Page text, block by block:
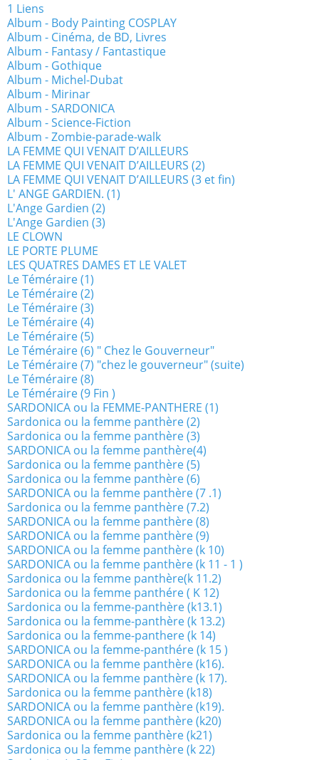
1 Liens
Album - Body Painting COSPLAY
Album - Cinéma, de BD, Livres
Album - Fantasy / Fantastique
Album - Gothique
Album - Michel-Dubat
Album - Mirinar
Album - SARDONICA
Album - Science-Fiction
Album - Zombie-parade-walk
LA FEMME QUI VENAIT D’AILLEURS
LA FEMME QUI VENAIT D’AILLEURS (2)
LA FEMME QUI VENAIT D’AILLEURS (3 et fin)
L' ANGE GARDIEN. (1)
L'Ange Gardien (2)
L'Ange Gardien (3)
LE CLOWN
LE PORTE PLUME
LES QUATRES DAMES ET LE VALET
Le Téméraire (1)
Le Téméraire (2)
Le Téméraire (3)
Le Téméraire (4)
Le Téméraire (5)
Le Téméraire (6) " Chez le Gouverneur"
Le Téméraire (7) "chez le gouverneur" (suite)
Le Téméraire (8)
Le Téméraire (9 Fin )
SARDONICA ou la FEMME-PANTHERE (1)
Sardonica ou la femme panthère (2)
Sardonica ou la femme panthère (3)
SARDONICA ou la femme panthère(4)
Sardonica ou la femme panthère (5)
Sardonica ou la femme panthère (6)
SARDONICA ou la femme panthère (7 .1)
Sardonica ou la femme panthère (7.2)
SARDONICA ou la femme panthère (8)
SARDONICA ou la femme panthère (9)
SARDONICA ou la femme panthère (k 10)
SARDONICA ou la femme panthère (k 11 - 1 )
Sardonica ou la femme panthère(k 11.2)
Sardonica ou la femme panthére ( K 12)
Sardonica ou la femme-panthère (k13.1)
Sardonica ou la femme-panthère (k 13.2)
Sardonica ou la femme-panthere (k 14)
SARDONICA ou la femme-panthére (k 15 )
SARDONICA ou la femme panthère (k16).
SARDONICA ou la femme panthère (k 17).
Sardonica ou la femme panthère (k18)
SARDONICA ou la femme panthère (k19).
SARDONICA ou la femme panthère (k20)
Sardonica ou la femme panthère (k21)
Sardonica ou la femme panthère (k 22)